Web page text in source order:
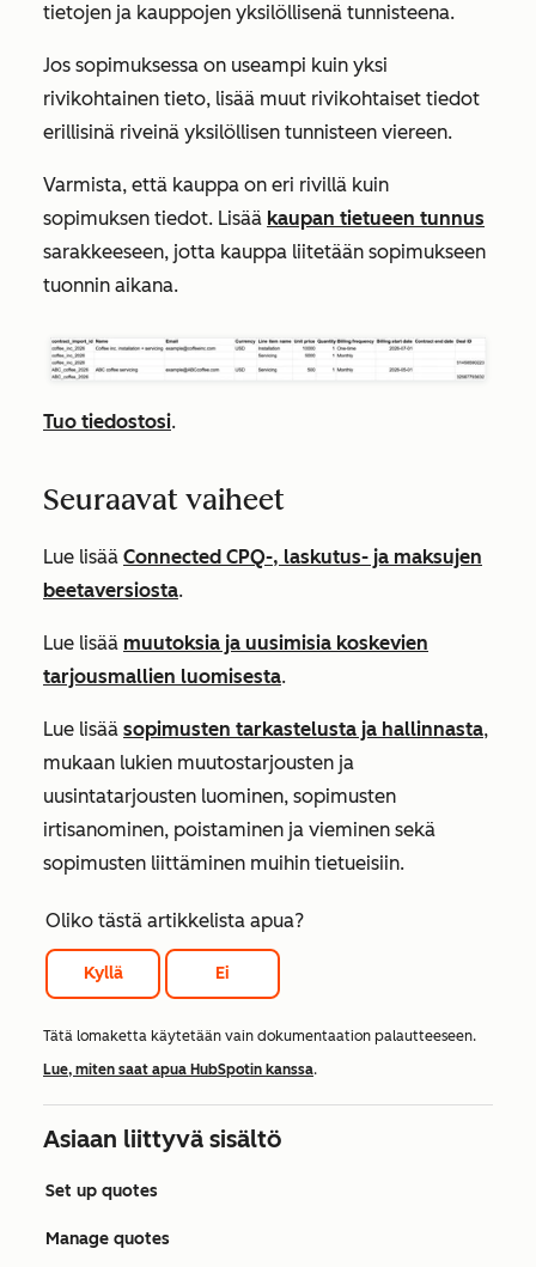
tietojen ja kauppojen yksilöllisenä tunnisteena.
Jos sopimuksessa on useampi kuin yksi
rivikohtainen tieto, lisää muut rivikohtaiset tiedot
erillisinä riveinä yksilöllisen tunnisteen viereen.
Varmista, että kauppa on eri rivillä kuin
sopimuksen tiedot. Lisää kaupan tietueen tunnus
sarakkeeseen, jotta kauppa liitetään sopimukseen
tuonnin aikana.
Tuo tiedostosi.
Seuraavat vaiheet
Lue lisää Connected CPQ-, laskutus- ja maksujen
beetaversiosta.
Lue lisää muutoksia ja uusimisia koskevien
tarjousmallien luomisesta.
Lue lisää sopimusten tarkastelusta ja hallinnasta,
mukaan lukien muutostarjousten ja
uusintatarjousten luominen, sopimusten
irtisanominen, poistaminen ja vieminen sekä
sopimusten liittäminen muihin tietueisiin.
Oliko tästä artikkelista apua?
Kyllä Ei
Tätä lomaketta käytetään vain dokumentaation palautteeseen.
Lue, miten saat apua HubSpotin kanssa.
Asiaan liittyvä sisältö
Set up quotes
Manage quotes